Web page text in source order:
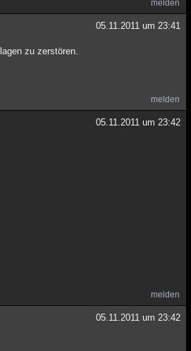
melden
05.11.2011 um 23:41
zu zerstören.
melden
05.11.2011 um 23:42
melden
05.11.2011 um 23:42